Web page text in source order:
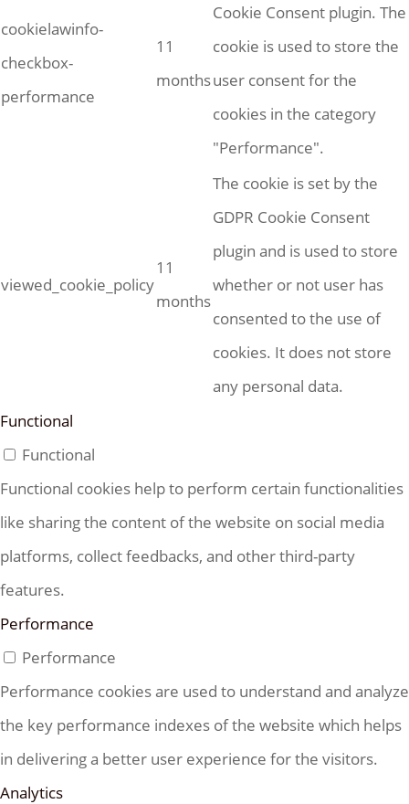
cookielawinfo-
checkbox-
performance
11
months
Cookie Consent plugin. The
cookie is used to store the
user consent for the
cookies in the category
"Performance".
viewed_cookie_policy
11
months
The cookie is set by the
GDPR Cookie Consent
plugin and is used to store
whether or not user has
consented to the use of
cookies. It does not store
any personal data.
Functional
Functional
Functional cookies help to perform certain functionalities
like sharing the content of the website on social media
platforms, collect feedbacks, and other third-party
features.
Performance
Performance
Performance cookies are used to understand and analyze
the key performance indexes of the website which helps
in delivering a better user experience for the visitors.
Analytics